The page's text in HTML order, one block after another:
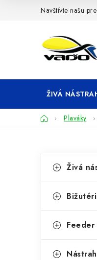
Navštívte našu
ŽIVÁ
DomovPlaváky
o
n
ý
kategórie
a
e
ó
Živá
Feeder